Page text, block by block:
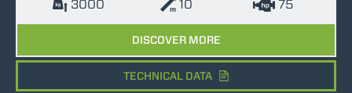
3000 10 75
DISCOVER MORE
TECHNICAL DATA